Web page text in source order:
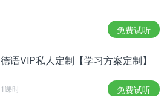
免费试听
德语VIP私人定制【学习方案定制】
1课时 免费试听